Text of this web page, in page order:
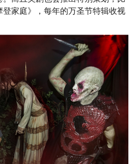
家庭》，每年的万圣节特辑收视